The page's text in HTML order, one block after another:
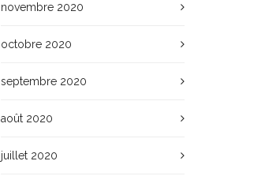
novembre 2020
octobre 2020
septembre 2020
août 2020
juillet 2020